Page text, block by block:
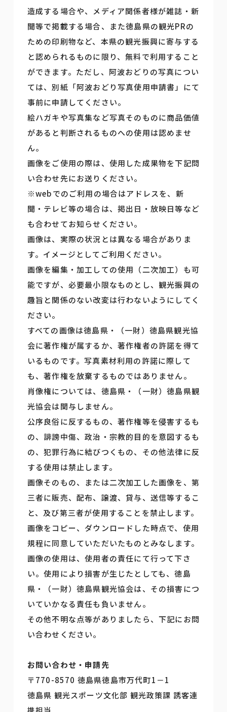
造成する場合や、メディア関係者様が雑誌・新
聞等で掲載する場合、また徳島県の観光PRの
ための印刷物など、本県の観光振興に寄与する
と認められるものに限り、無料で利用すること
ができます。ただし、阿波おどりの写真につい
ては、別紙「阿波おどり写真使用申請書」にて
事前に申請してください。
絵ハガキや写真集など写真そのものに商品価値
があると判断されるものへの使用は認めませ
ん。
画像をご使用の際は、使用した成果物を下記問
い合わせ先にお送りください。
※webでのご利用の場合はアドレスを、新
聞・テレビ等の場合は、掲出日・放映日等など
も合わせてお知らせください。
画像は、実際の状況とは異なる場合がありま
す。イメージとしてご利用ください。
画像を編集・加工しての使用（二次加工）も可
能ですが、必要最小限なものとし、観光振興の
趣旨と関係のない改変は行わないようにしてく
ださい。
すべての画像は徳島県・（一財）徳島県観光協
会に著作権が属するか、著作権者の許諾を得て
いるものです。写真素材利用の許諾に際して
も、著作権を放棄するものではありません。
肖像権については、徳島県・（一財）徳島県観
光協会は関与しません。
公序良俗に反するもの、著作権等を侵害するも
の、誹謗中傷、政治・宗教的目的を意図するも
の、犯罪行為に結びつくもの、その他法律に反
する使用は禁止します。
画像そのもの、または二次加工した画像を、第
三者に販売、配布、譲渡、貸与、送信等するこ
と、及び第三者が使用することを禁止します。
画像をコピー、ダウンロードした時点で、使用
規程に同意していただいたものとみなします。
画像の使用は、使用者の責任にて行って下さ
い。使用により損害が生じたとしても、徳島
県・（一財）徳島県観光協会は、その損害につ
いていかなる責任も負いません。
その他不明な点等がありましたら、下記にお問
い合わせください。
お問い合わせ・申請先
〒770-8570 徳島県徳島市万代町1－1
徳島県 観光スポーツ文化部 観光政策課 誘客連